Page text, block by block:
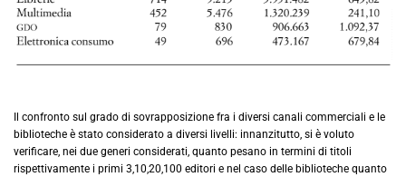
Il confronto sul grado di sovrapposizione fra i diversi canali commerciali e le
biblioteche è stato considerato a diversi livelli: innanzitutto, si è voluto
verificare, nei due generi considerati, quanto pesano in termini di titoli
rispettivamente i primi 3,10,20,100 editori e nel caso delle biblioteche quanto